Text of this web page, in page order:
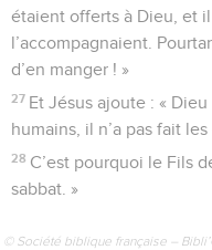
étaient offerts à Dieu, et
l’accompagnaient.
d’en manger ! »
27 Et Jésus ajoute : «
humains, il n’a pas fait
28 C’est pourquoi le Fils
sabbat. »
© Société biblique française –